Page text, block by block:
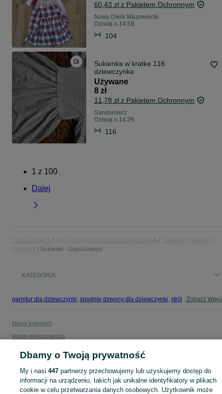
60,43 zł z Pakietem Ochronnym
Nowy Dwór Mazowiecki
Dzisiaj o 14:59
104
Sukienka w kratke 116
dziewczynka
Używane
8 zł
11,78 zł z Pakietem Ochronnym
Sandomierz
Dzisiaj o 14:26
116
1 z 100
Dalej
Sukienki - Gąsiorowice
KATEGORIA
garnitur dla dziewczynki, spodnie dzwony dla dziewczynki, strój Zobacz
Mapa kategorii
Mapa miejscowości
Popularne wyszukiwania
Dbamy o Twoją prywatność
My i nasi447 partnerzy przechowujemy lub uzyskujemy dostęp do
informacji na urządzeniu, takich jak unikalne identyfikatory w plikach
cookie w celu przetwarzania danych osobowych. Użytkownik może